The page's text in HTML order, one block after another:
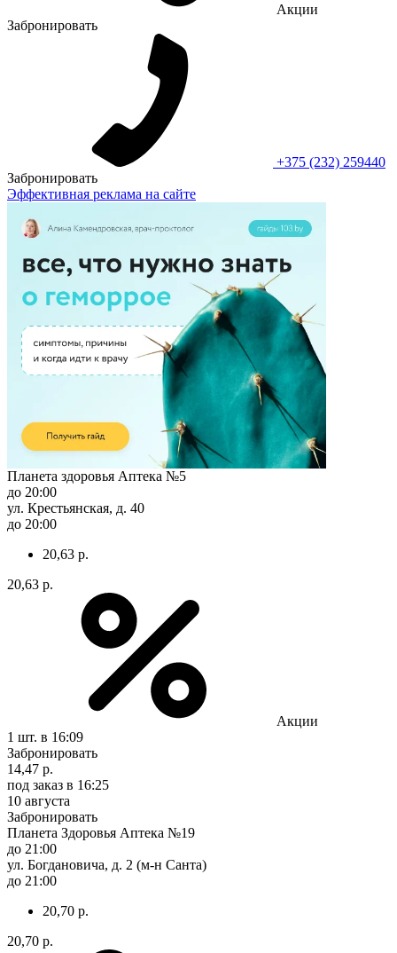
Акции
Забронировать
+375 (232) 259440
Забронировать
Эффективная реклама на сайте
Планета здоровья Аптека №5
до 20:00
ул. Крестьянская, д. 40
до 20:00
20,63 р.
20,63 р.
Акции
1 шт. в 16:09
Забронировать
14,47 р.
под заказ в 16:25
10 августа
Забронировать
Планета Здоровья Аптека №19
до 21:00
ул. Богдановича, д. 2 (м-н Санта)
до 21:00
20,70 р.
20,70 р.